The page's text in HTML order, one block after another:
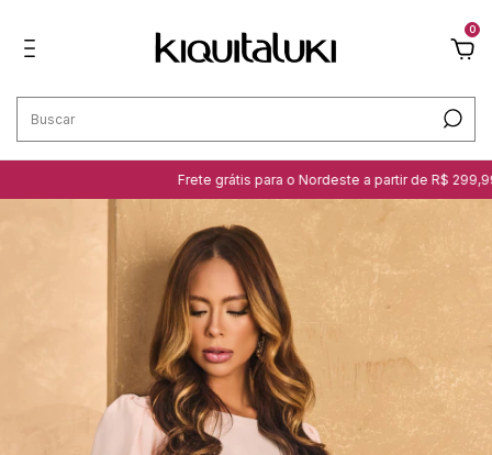
0
Frete grátis para o Nordeste a partir de R$ 299,99 |